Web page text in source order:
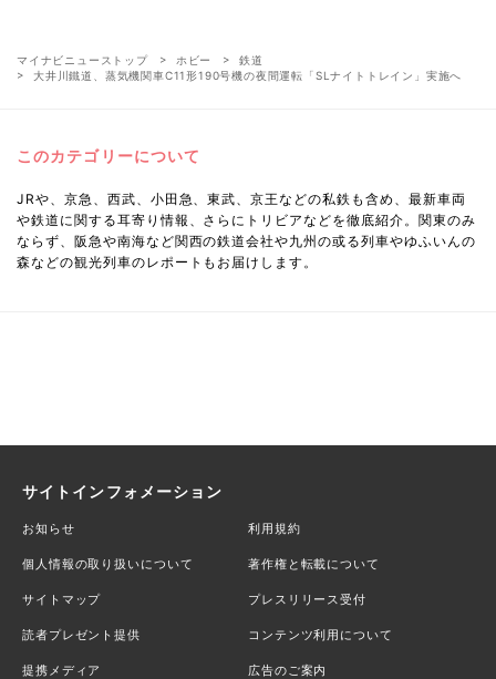
マイナビニューストップ ホビー
鉄道
大井川鐵道、蒸気機関車C11形190号機の夜間運転「SLナイトトレイン」実施へ
このカテゴリーについて
JRや、京急、西武、小田急、東武、京王などの私鉄も含め、最新車両
や鉄道に関する耳寄り情報、さらにトリビアなどを徹底紹介。関東のみ
ならず、阪急や南海など関西の鉄道会社や九州の或る列車やゆふいんの
森などの観光列車のレポートもお届けします。
サイトインフォメーション
お知らせ 利用規約
個人情報の取り扱いについて 著作権と転載について
サイトマップ プレスリリース受付
読者プレゼント提供 コンテンツ利用について
提携メディア 広告のご案内